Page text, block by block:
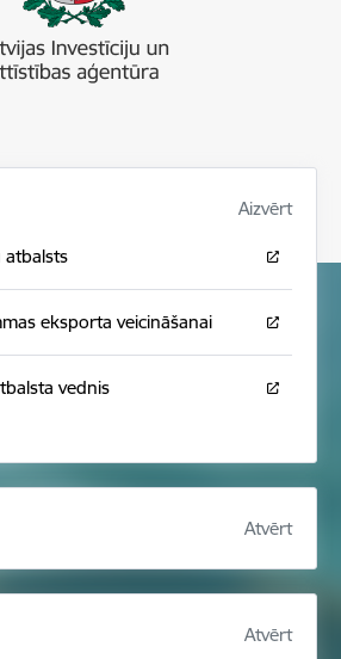
Aizvērt
atbalsts
eksporta veicināšanai
vednis
Atvērt
Atvērt